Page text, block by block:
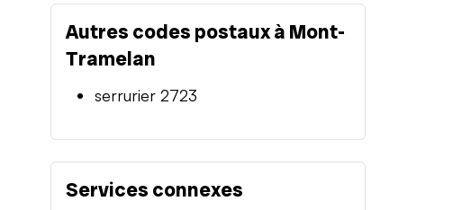
Autres codes postaux à Mont-
Tramelan
serrurier 2723
Services connexes